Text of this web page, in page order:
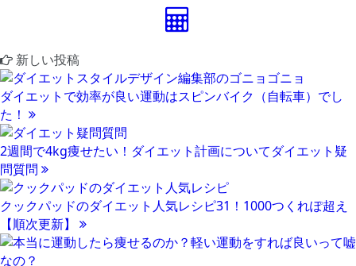
新しい投稿
ダイエットで効率が良い運動はスピンバイク（自転車）でし
た！
2週間で4kg痩せたい！ダイエット計画についてダイエット疑
問質問
クックパッドのダイエット人気レシピ31！1000つくれぽ超え
【順次更新】